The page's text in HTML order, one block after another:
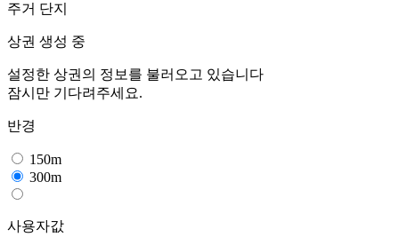
주거 단지
상권 생성 중
설정한 상권의 정보를 불러오고 있습니다
잠시만 기다려주세요.
반경
150m
300m
사용자값